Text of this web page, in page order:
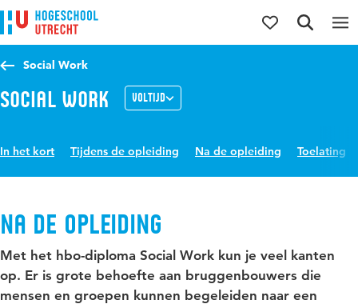
Direct naar de inhoud
Direct naar de hoofdnavigatie
Direct naar de zoekfunctie
Social Work
Social Work Voltijd
In het kort Tijdens de opleiding Na de opleiding Toelating
Na de opleiding
Met het hbo-diploma Social Work kun je veel kanten
op. Er is grote behoefte aan bruggenbouwers die
mensen en groepen kunnen begeleiden naar een